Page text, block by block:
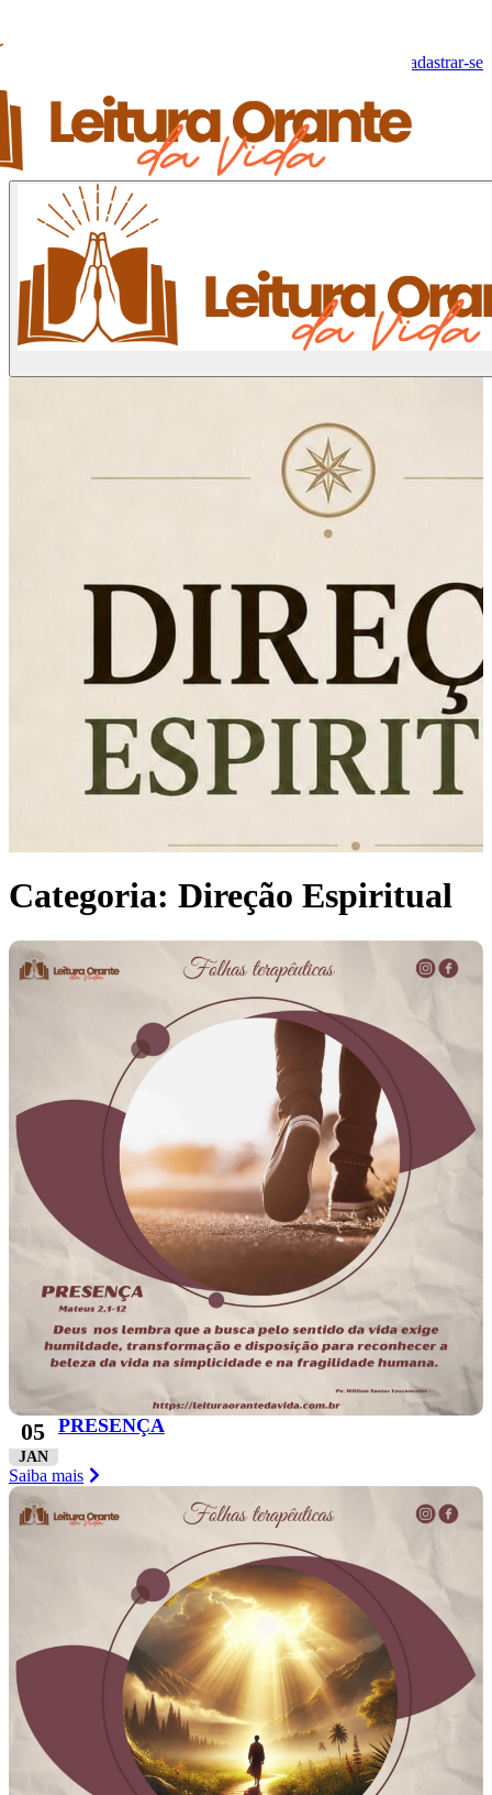
Cadastrar-se
Categoria: Direção Espiritual
05
JAN
PRESENÇA
Saiba mais